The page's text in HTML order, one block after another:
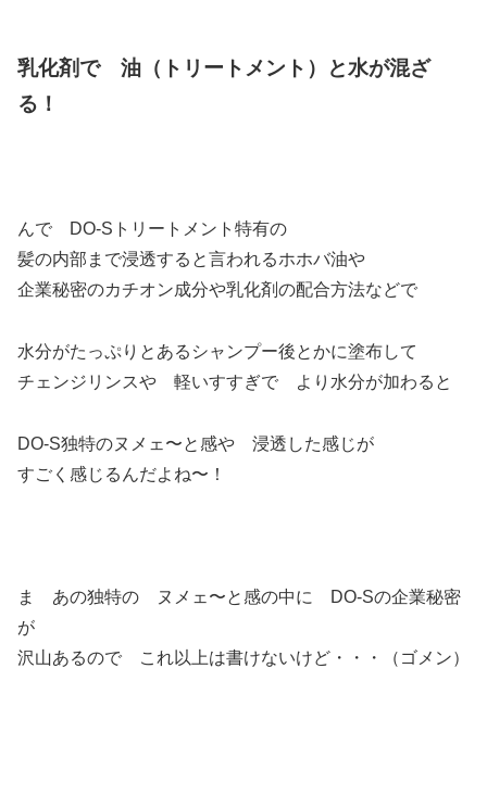
乳化剤で 油（トリートメント）と水が混ざ
る！
んで DO-Sトリートメント特有の
髪の内部まで浸透すると言われるホホバ油や
企業秘密のカチオン成分や乳化剤の配合方法などで
水分がたっぷりとあるシャンプー後とかに塗布して
チェンジリンスや 軽いすすぎで より水分が加わると
DO-S独特のヌメェ〜と感や 浸透した感じが
すごく感じるんだよね〜！
ま あの独特の ヌメェ〜と感の中に DO-Sの企業秘密
が
沢山あるので これ以上は書けないけど・・・（ゴメン）